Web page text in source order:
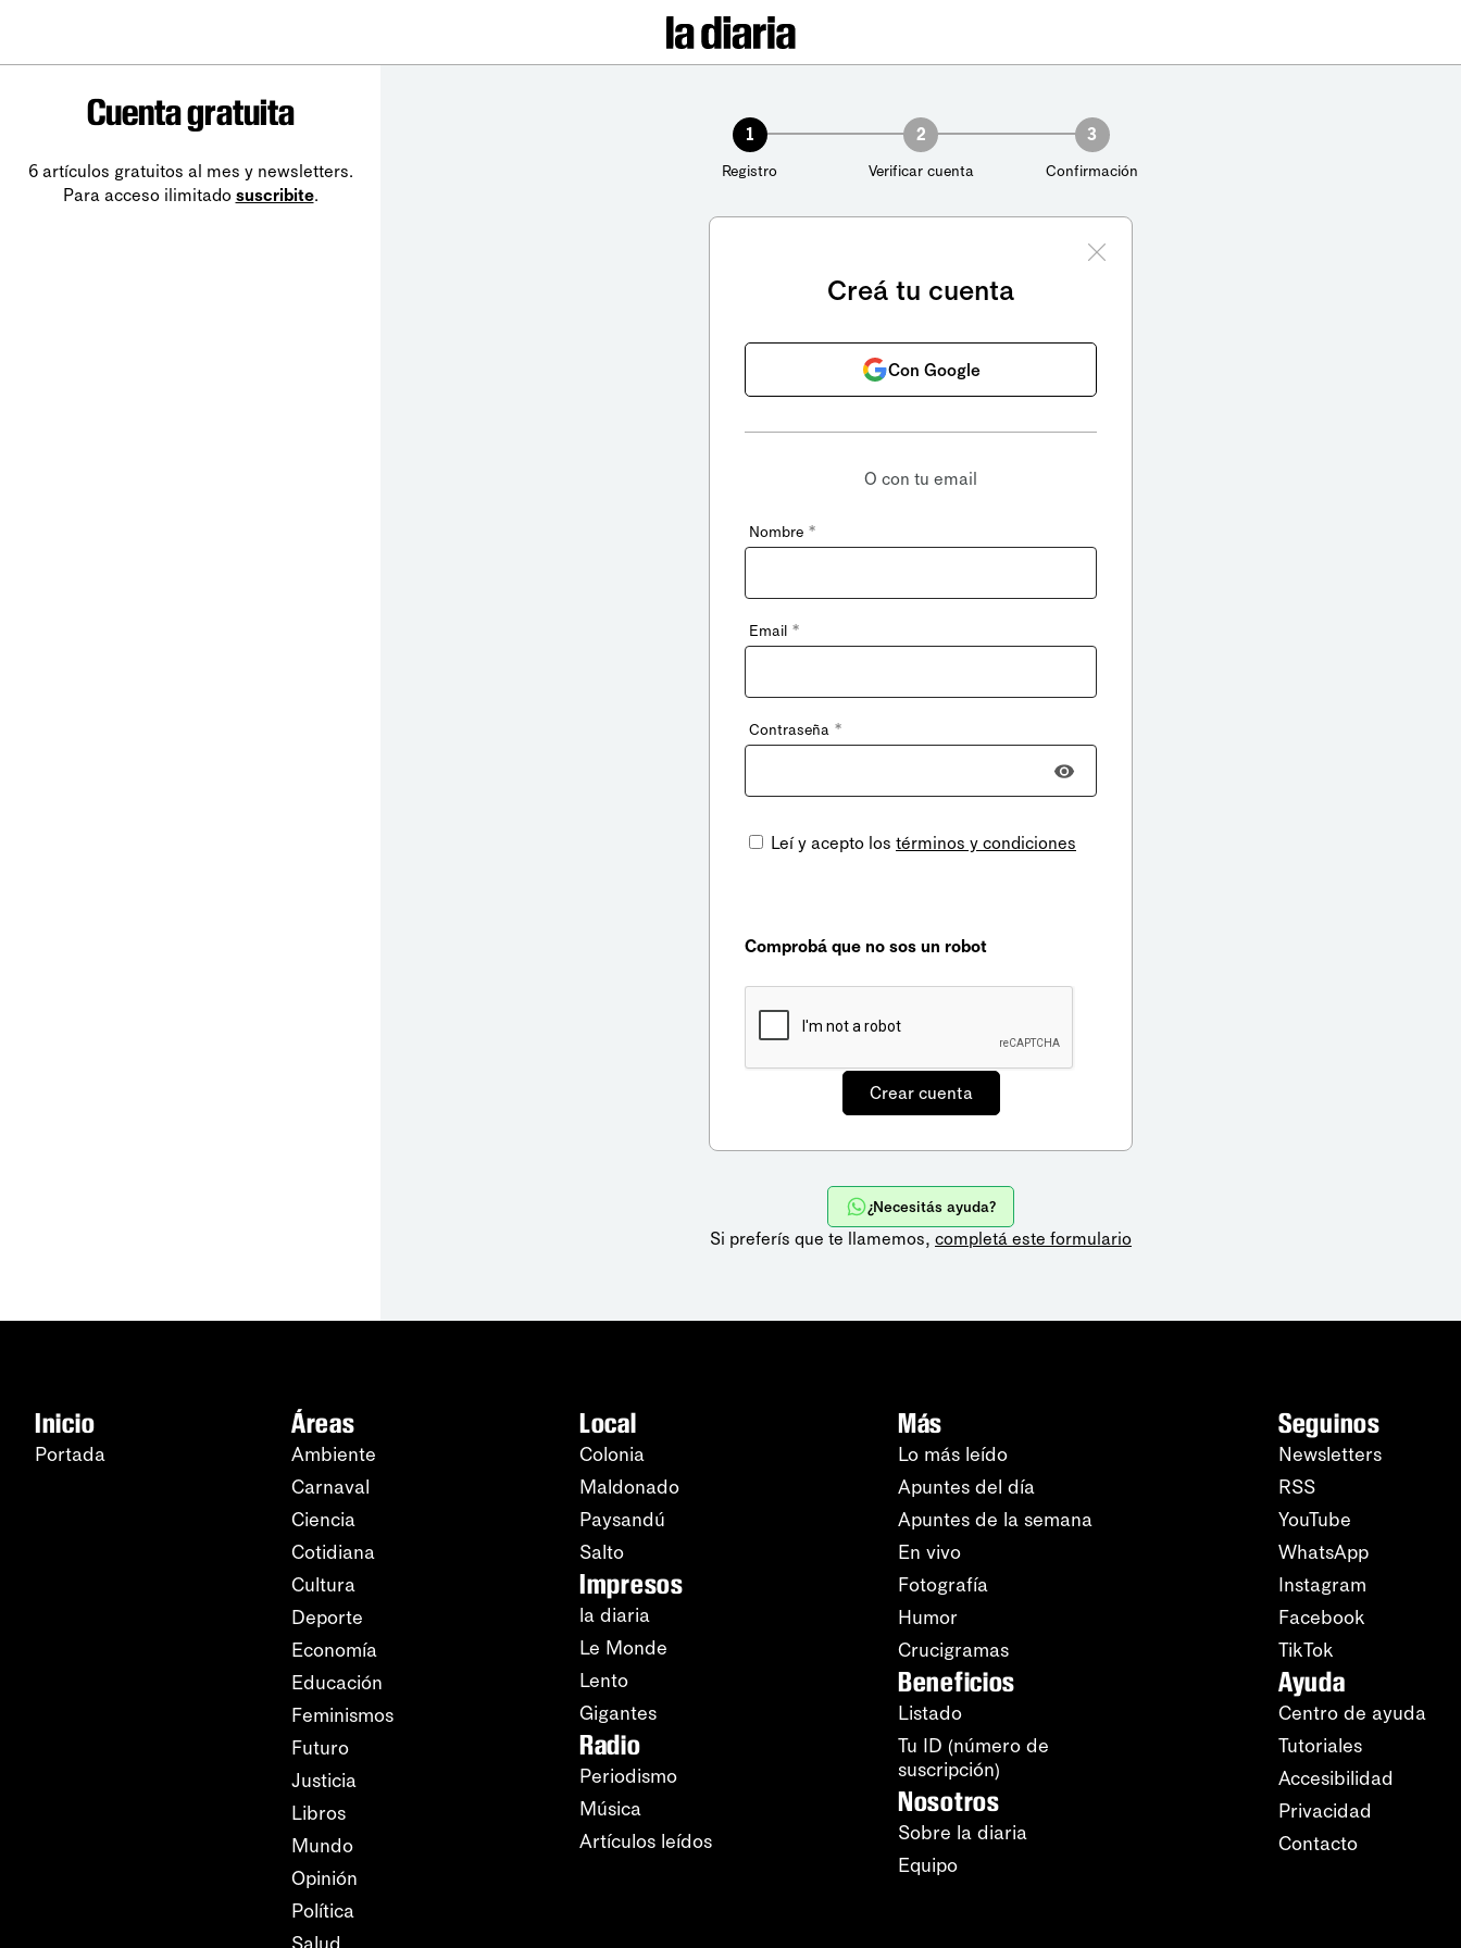
Cuenta gratuita
6 artículos gratuitos al mes y newsletters.
Para acceso ilimitado suscribite.
1
Registro
2
Verificar cuenta
3
Confirmación
Creá tu cuenta
Con Google
O con tu email
Nombre *
Email *
Contraseña *
Leí y acepto los términos y condiciones
Comprobá que no sos un robot
¿Necesitás ayuda?
Si preferís que te llamemos, completá este formulario
Inicio
Portada
Áreas
Ambiente
Carnaval
Ciencia
Cotidiana
Cultura
Deporte
Economía
Educación
Feminismos
Futuro
Justicia
Libros
Mundo
Opinión
Política
Local
Colonia
Maldonado
Paysandú
Salto
Impresos
la diaria
Le Monde
Lento
Gigantes
Radio
Periodismo
Música
Artículos leídos
Más
Lo más leído
Apuntes del día
Apuntes de la semana
En vivo
Fotografía
Humor
Crucigramas
Beneficios
Listado
Tu ID (número de
suscripción)
Nosotros
Sobre la diaria
Equipo
Seguinos
Newsletters
RSS
YouTube
WhatsApp
Instagram
Facebook
TikTok
Ayuda
Centro de ayuda
Tutoriales
Accesibilidad
Privacidad
Contacto